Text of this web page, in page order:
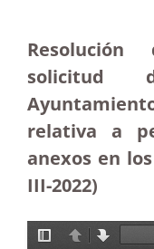
solicitud
relativa a
anexos en
III-2022)